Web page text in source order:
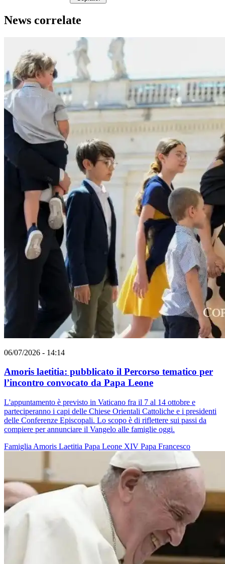
News correlate
06/07/2026 - 14:14
Amoris laetitia: pubblicato il Percorso tematico per
l’incontro convocato da Papa Leone
L'appuntamento è previsto in Vaticano fra il 7 al 14 ottobre e
parteciperanno i capi delle Chiese Orientali Cattoliche e i presidenti
delle Conferenze Episcopali. Lo scopo è di riflettere sui passi da
compiere per annunciare il Vangelo alle famiglie oggi.
Famiglia Amoris Laetitia Papa Leone XIV Papa Francesco